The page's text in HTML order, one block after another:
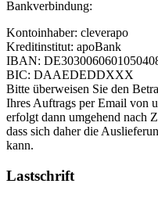
Bankverbindung:
Kontoinhaber: cleverapo
Kreditinstitut: apoBank
IBAN:
BIC: DAAEDEDDXXX
Bitte überweisen Sie den
Ihres Auftrags per Email von
erfolgt dann umgehend nach
dass sich daher die
kann.
Lastschrift